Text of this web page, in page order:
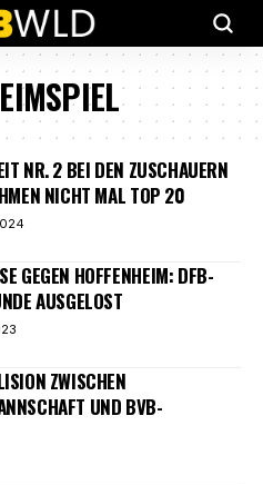
NR. 2 BEI DEN ZUSCHAUERN
NICHT MAL TOP 20
GEGEN HOFFENHEIM: DFB-
AUSGELOST
ZWISCHEN
UND BVB-